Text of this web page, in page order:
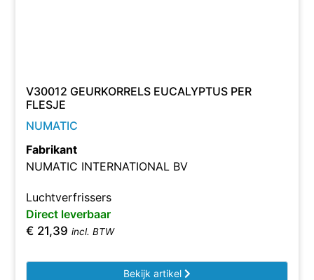
V30012 GEURKORRELS EUCALYPTUS PER
FLESJE
NUMATIC
Fabrikant
NUMATIC INTERNATIONAL BV
Luchtverfrissers
Direct leverbaar
€ 21,39 incl. BTW
Bekijk artikel